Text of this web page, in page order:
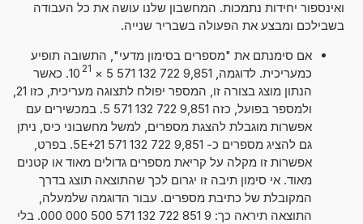
ואינספור יחידות נתמכות. המחשבון שלנו עושה את כל העבודה
בשבילכם ומבצע את הפעולה בשבריר שנייה.
אם סימנתם את "מספרים בסימון מדעי", התשובה תופיע
כמעריכית. לדוגמה, 9,851 722 132 571 5
×
10 21
. כאשר
ולמספר בפועל, כזה 9,851 722 132 571 5. במכשירים עם
אפשרות מוגבלת להצגת מספרים, למשל מחשבוני כיס, ניתן
גם להציג מספרים כ- 9,851 722 132 571 5E+21. בפרט,
אפשרות זו מקלה על קריאת מספרים גדולים מאוד או קטנים
מאוד. אי סימון תיבה זו יגרום לכך שהתוצאה תוצג בדרך
המקובלת של כתיבת מספרים. עבור הדוגמה שלמעלה,
התוצאה תיראה כך: 9 851 722 132 571 500 000 000. בלי